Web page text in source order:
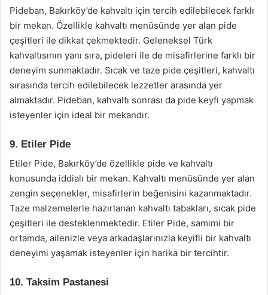
Pideban, Bakırköy’de kahvaltı için tercih edilebilecek farklı
bir mekan. Özellikle kahvaltı menüsünde yer alan pide
çeşitleri ile dikkat çekmektedir. Geleneksel Türk
kahvaltısının yanı sıra, pideleri ile de misafirlerine farklı bir
deneyim sunmaktadır. Sıcak ve taze pide çeşitleri, kahvaltı
sırasında tercih edilebilecek lezzetler arasında yer
almaktadır. Pideban, kahvaltı sonrası da pide keyfi yapmak
isteyenler için ideal bir mekandır.
9. Etiler Pide
Etiler Pide, Bakırköy’de özellikle pide ve kahvaltı
konusunda iddialı bir mekan. Kahvaltı menüsünde yer alan
zengin seçenekler, misafirlerin beğenisini kazanmaktadır.
Taze malzemelerle hazırlanan kahvaltı tabakları, sıcak pide
çeşitleri ile desteklenmektedir. Etiler Pide, samimi bir
ortamda, ailenizle veya arkadaşlarınızla keyifli bir kahvaltı
deneyimi yaşamak isteyenler için harika bir tercihtir.
10. Taksim Pastanesi